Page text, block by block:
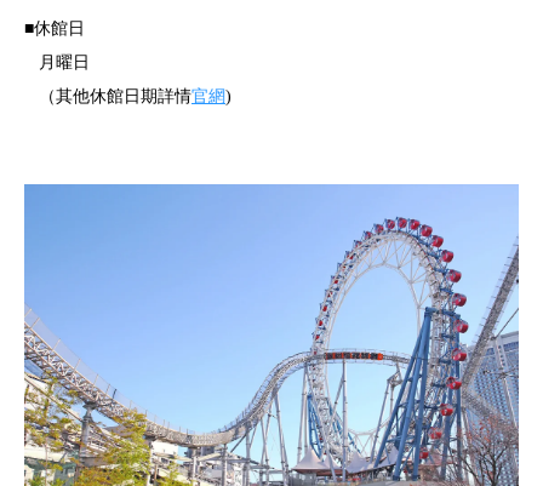
■休館日
月曜日
（其他休館日期詳情官網)